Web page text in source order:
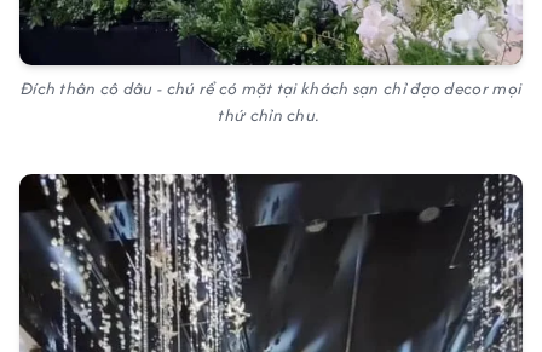
Đích thân cô dâu - chú rể có mặt tại khách sạn chỉ đạo decor mọi
thứ chỉn chu.